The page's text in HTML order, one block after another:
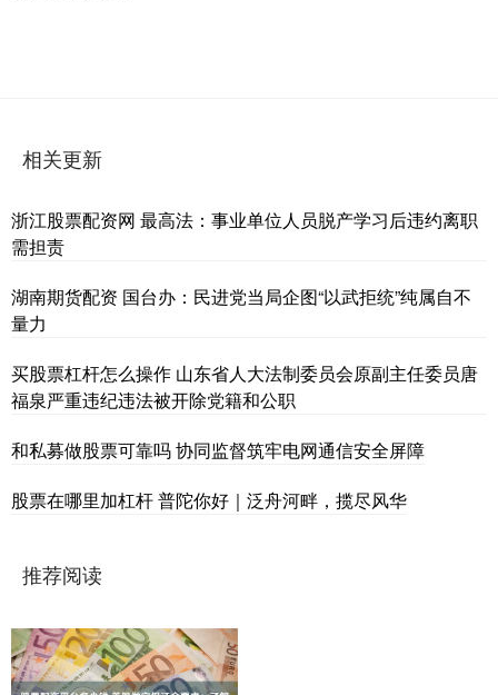
相关更新
浙江股票配资网 最高法：事业单位人员脱产学习后违约离职
需担责
湖南期货配资 国台办：民进党当局企图“以武拒统”纯属自不
量力
买股票杠杆怎么操作 山东省人大法制委员会原副主任委员唐
福泉严重违纪违法被开除党籍和公职
和私募做股票可靠吗 协同监督筑牢电网通信安全屏障
股票在哪里加杠杆 普陀你好｜泛舟河畔，揽尽风华
推荐阅读